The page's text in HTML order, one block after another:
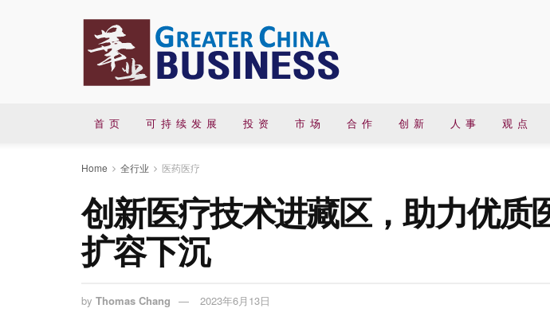
首 页 可 持 续 发 展 投 资 市 场 合 作 创 新 人 事 观 点
Home 全行业 医药医疗
创新医疗技术进藏区，助力优质
扩容下沉
by Thomas Chang 2023年6月13日